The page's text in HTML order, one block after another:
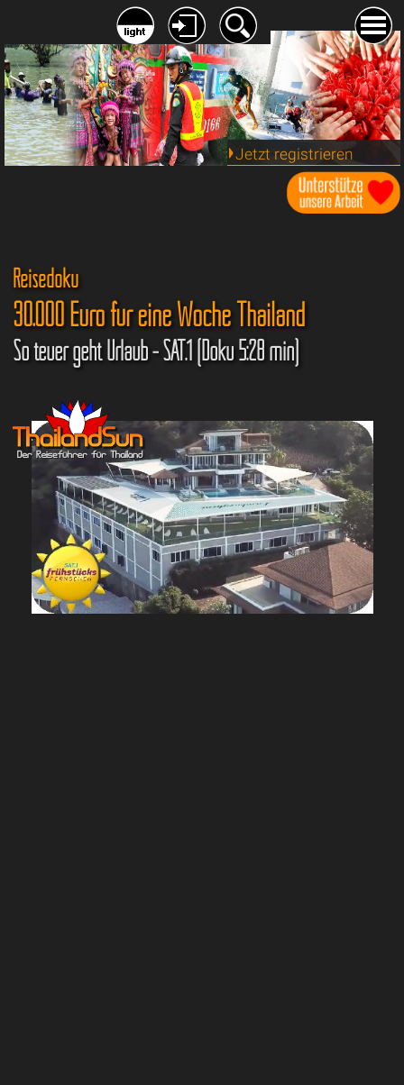
Jetzt registrieren
Reisedoku
30.000 Euro für eine Woche Thailand
So teuer geht Urlaub - SAT.1 (Doku 5:28 min)